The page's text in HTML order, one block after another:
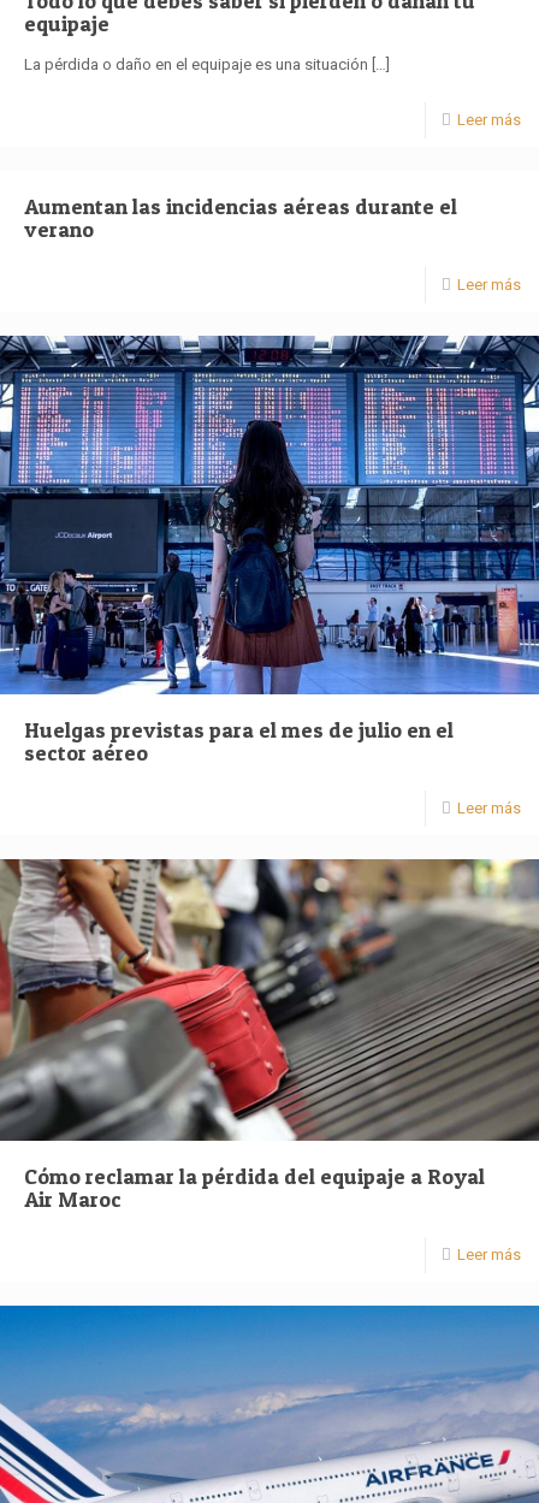
equipaje
La pérdida o daño en el equipaje es una situación […]
Leer más
Aumentan las incidencias aéreas durante el
verano
Leer más
Huelgas previstas para el mes de julio en el
sector aéreo
Leer más
Cómo reclamar la pérdida del equipaje a Royal
Air Maroc
Leer más